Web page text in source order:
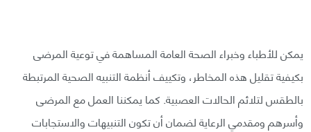
يمكن للأطباء وخبراء الصحة العامة المساهمة في توعية المرضى
بكيفية تقليل هذه المخاطر، وتكييف أنظمة التنبيه الصحية المرتبطة
بالطقس لتلائم الحالات العصبية. كما يمكننا العمل مع المرضى
وأسرهم ومقدمي الرعاية لضمان أن تكون التنبيهات والاستجابات